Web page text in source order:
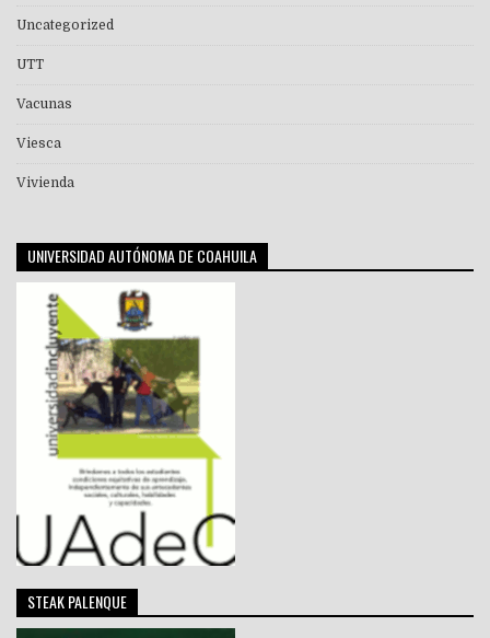
Uncategorized
UTT
Vacunas
Viesca
Vivienda
UNIVERSIDAD AUTÓNOMA DE COAHUILA
STEAK PALENQUE